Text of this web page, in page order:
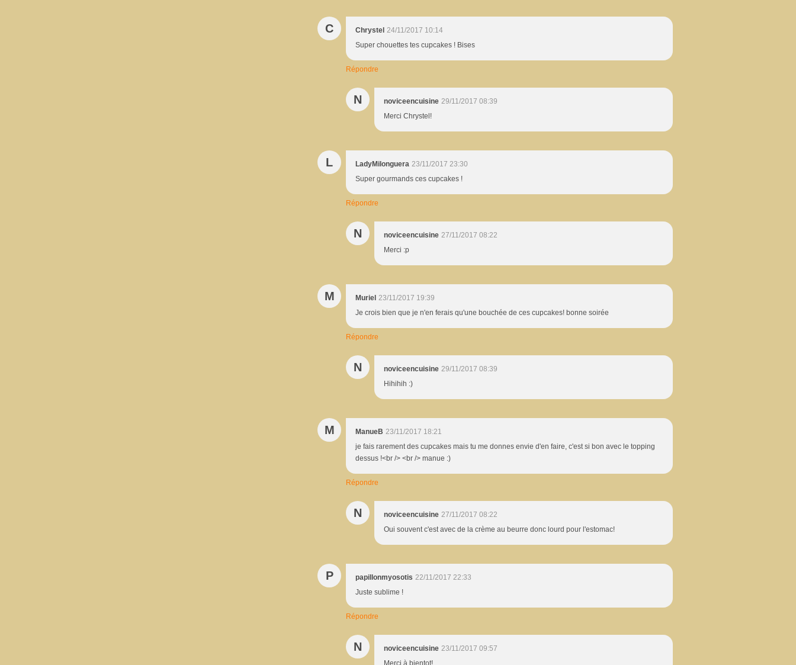
C Chrystel 24/11/2017 10:14
Super chouettes tes cupcakes ! Bises
Répondre
N noviceencuisine 29/11/2017 08:39
Merci Chrystel!
L LadyMilonguera 23/11/2017 23:30
Super gourmands ces cupcakes !
Répondre
N noviceencuisine 27/11/2017 08:22
Merci :p
M Muriel 23/11/2017 19:39
Je crois bien que je n'en ferais qu'une bouchée de ces cupcakes! bonne soirée
Répondre
N noviceencuisine 29/11/2017 08:39
Hihihih :)
M ManueB 23/11/2017 18:21
je fais rarement des cupcakes mais tu me donnes envie d'en faire, c'est si bon avec le topping
dessus !<br /> <br /> manue :)
Répondre
N noviceencuisine 27/11/2017 08:22
Oui souvent c'est avec de la crème au beurre donc lourd pour l'estomac!
P papillonmyosotis 22/11/2017 22:33
Juste sublime !
Répondre
N noviceencuisine 23/11/2017 09:57
Merci à bientot!